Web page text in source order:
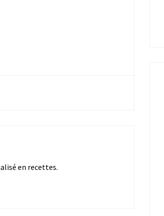
en recettes.